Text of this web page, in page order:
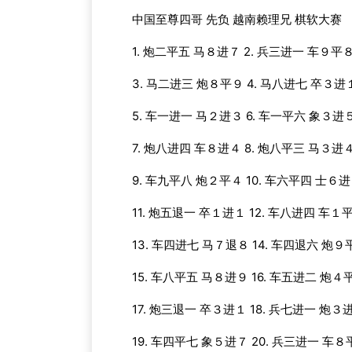
中国至尊四哥 先负 越南赖理兄 棋软大赛
1. 炮二平五 马８进７ 2. 兵三进一 车９平８
3. 马二进三 炮８平９ 4. 马八进七 卒３进
5. 车一进一 马２进３ 6. 车一平六 象３进
7. 炮八进四 车８进４ 8. 炮八平三 马３进４
9. 车九平八 炮２平４ 10. 车六平四 士６进
11. 炮五退一 卒１进１ 12. 车八进四 车１
13. 车四进七 马７退８ 14. 车四退六 炮９
15. 车八平五 马８进９ 16. 车五进二 炮４
17. 炮三退一 卒３进１ 18. 兵七进一 炮３
19. 车四平七 象５进７ 20. 兵三进一 车８